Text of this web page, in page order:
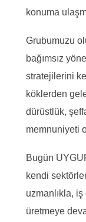
konuma
Grubumuzu
bağımsız
stratejilerini
köklerden
dürüstlük,
memnuniyeti
Bugün
kendi
uzmanlıkla,
üretmeye